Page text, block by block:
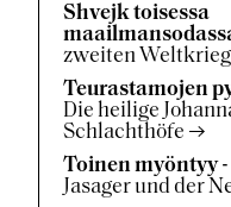
Shvejk toisessa
zweiten Weltkrieg
Teurastamojen
Die heilige
Schlachthöfe
Toinen myöntyy
Jasager und der